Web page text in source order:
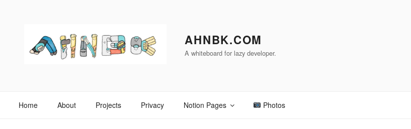
AHNBK.COM
A whiteboard for lazy developer.
Home About Projects Privacy Notion Pages Photos